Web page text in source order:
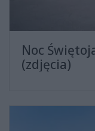
Noc
(zdjęcia)